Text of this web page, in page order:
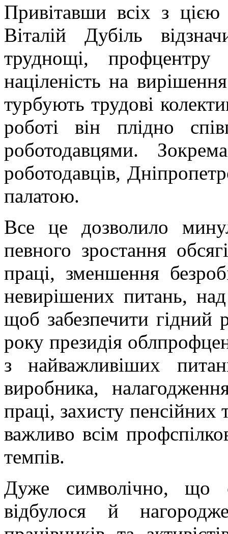
Привітавши всіх з
Віталій Дубіль
труднощі, профцентру
націленість на
турбують трудові
роботі він плідно
роботодавцями.
роботодавців,
палатою.
Все це дозволило
певного зростання
праці, зменшення
невирішених питань,
щоб забезпечити гідний
року президія
з найважливіших
виробника,
праці, захисту пенсійних
важливо всім
темпів.
Дуже символічно, що
відбулося й